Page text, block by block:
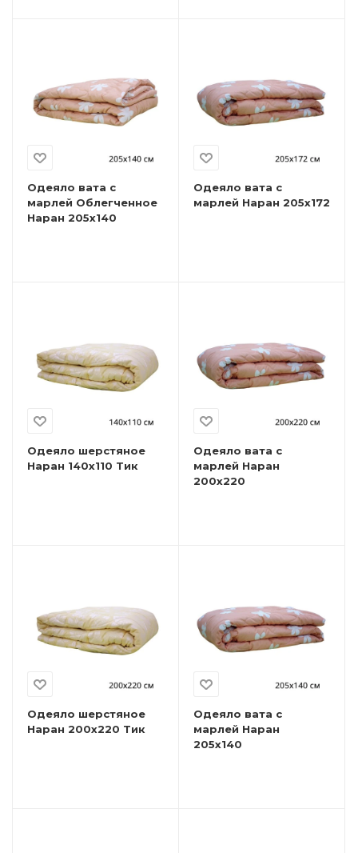
Одеяло вата с
марлей Облегченное
Наран 205х140
Одеяло вата с
марлей Наран 205х172
Одеяло шерстяное
Наран 140х110 Тик
Одеяло вата с
марлей Наран
200х220
Одеяло шерстяное
Наран 200х220 Тик
Одеяло вата с
марлей Наран
205х140